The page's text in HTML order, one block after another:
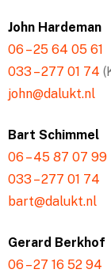
John Hardeman
06 – 25 64 05 61
033 – 277 01 74
john@dalukt.nl
Bart Schimmel
06 – 45 87 07 99
033 – 277 01 74
bart@dalukt.nl
Gerard Berkhof
06 – 27 16 52 94